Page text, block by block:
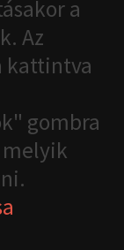
a
Az
kattintva
gombra